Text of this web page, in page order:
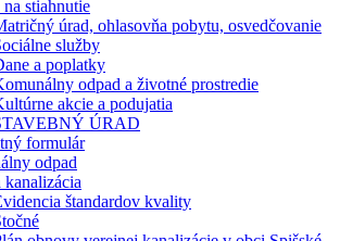
stiahnutie
úrad, ohlasovňa pobytu, osvedčovanie
služby
a poplatky
odpad a životné prostredie
akcie a podujatia
ÚRAD
formulár
odpad
kanalizácia
štandardov kvality